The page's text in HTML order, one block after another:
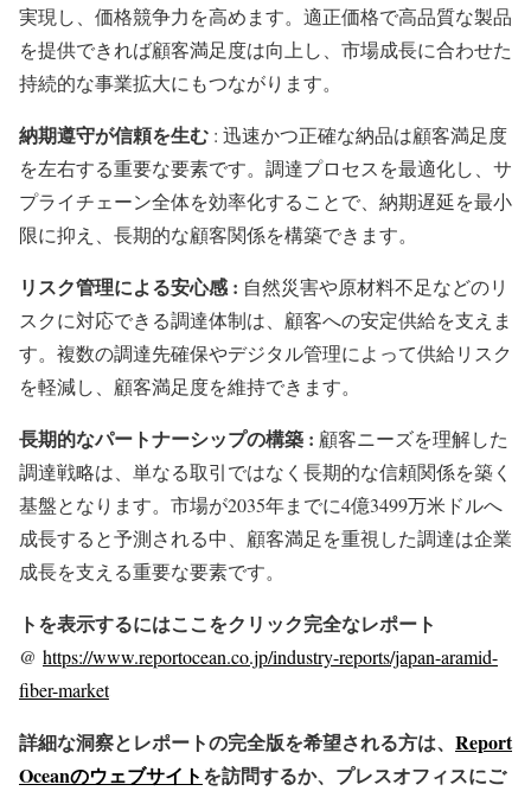
実現し、価格競争力を高めます。適正価格で高品質な製品
を提供できれば顧客満足度は向上し、市場成長に合わせた
持続的な事業拡大にもつながります。
納期遵守が信頼を生む : 迅速かつ正確な納品は顧客満足度
を左右する重要な要素です。調達プロセスを最適化し、サ
プライチェーン全体を効率化することで、納期遅延を最小
限に抑え、長期的な顧客関係を構築できます。
リスク管理による安心感 : 自然災害や原材料不足などのリ
スクに対応できる調達体制は、顧客への安定供給を支えま
す。複数の調達先確保やデジタル管理によって供給リスク
を軽減し、顧客満足度を維持できます。
長期的なパートナーシップの構築 : 顧客ニーズを理解した
調達戦略は、単なる取引ではなく長期的な信頼関係を築く
基盤となります。市場が2035年までに4億3499万米ドルへ
成長すると予測される中、顧客満足を重視した調達は企業
成長を支える重要な要素です。
トを表示するにはここをクリック完全なレポート
@ https://www.reportocean.co.jp/industry-reports/japan-aramid-
fiber-market
詳細な洞察とレポートの完全版を希望される方は、 Report
Oceanのウェブサイトを訪問するか、プレスオフィスにご